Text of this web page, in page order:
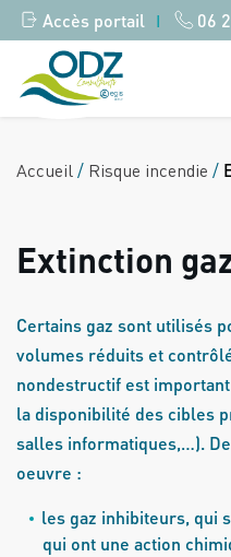
Accès portail | 06
Accueil / Risque incendie /
Extinction
Certains gaz sont utilisés
volumes réduits et
nondestructif est
la disponibilité des cibles
salles informatiques,…).
oeuvre :
les gaz inhibiteurs, qui
qui ont une action